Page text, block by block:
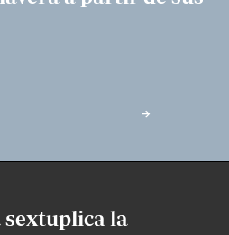
sextuplica la